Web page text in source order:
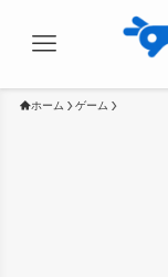
ホーム ゲーム